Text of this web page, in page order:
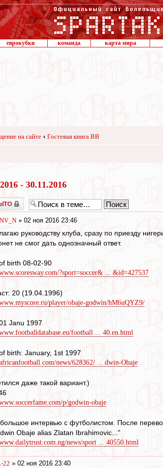
еврокубки команда карта мира
на сайте ‹ Гостевая книга ВВ
- 30.11.2016
» 02 ноя 2016 23:46
руководству клуба, сразу по приезду
не смог дать однозначный ответ.
birth 08-02-90
?sport=soccer& ... &id=427537
20 (19.04.1996)
player/obaje-godwin/hM6uQYZ9/
Janu 1997
football ... 40.en.html
birth: January, 1st 1997
news/628362/ ... dwin-Obaje
даже такой вариант.)
p/godwin-obaje
интервью с футболистом. После
Obaje alias Zlatan Ibrahimovic..."
news/sport ... 40550.html
22 » 02 ноя 2016 23:40